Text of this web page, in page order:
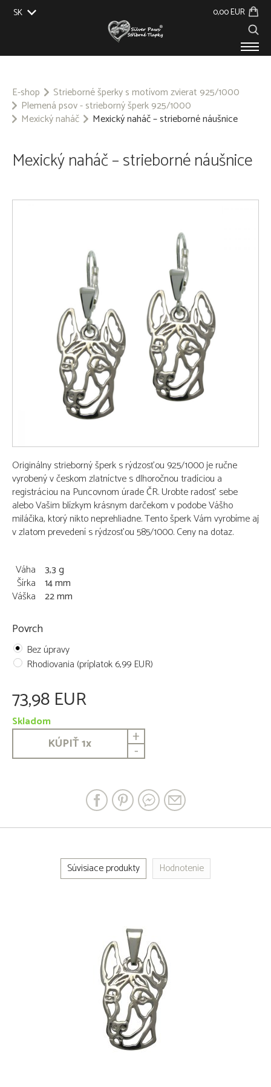
SK
0,00 EUR
O NÁS
NA ZÁKAZKU
E-shop
Strieborné šperky s motívom zvierat 925/1000
Plemená psov - strieborný šperk 925/1000
Mexický naháč
Mexický naháč – strieborné náušnice
Mexický naháč – strieborné náušnice
Originálny strieborný šperk s rýdzosťou 925/1000 je ručne
vyrobený v českom zlatníctve s dlhoročnou tradíciou a
registráciou na Puncovnom úrade ČR. Urobte radosť sebe
alebo Vašim blízkym krásnym darčekom v podobe Vášho
miláčika, ktorý nikto neprehliadne. Tento šperk Vám vyrobíme aj
v zlatom prevedení s rýdzosťou 585/1000. Ceny na dotaz.
Váha 3,3 g
Šírka 14 mm
Váška 22 mm
Povrch
Bez úpravy
Rhodiovania (príplatok 6,99 EUR)
73,98 EUR
Skladom
KÚPIŤ1x +
-
Súvisiace produkty Hodnotenie